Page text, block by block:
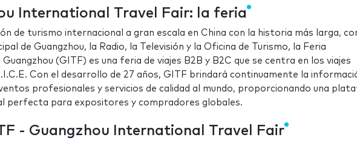
International Travel Fair: la feria
de turismo internacional a gran escala en China con la historia más larga,
de Guangzhou, la Radio, la Televisión y la Oficina de Turismo, la Feria
Guangzhou (GITF) es una feria de viajes B2B y B2C que se centra en los viajes
Con el desarrollo de 27 años, GITF brindará continuamente la
profesionales y servicios de calidad al mundo, proporcionando una
perfecta para expositores y compradores globales.
- Guangzhou International Travel Fair